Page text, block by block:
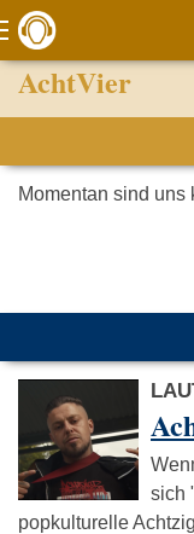
AchtVier
Momentan sind uns
sich
popkulturelle